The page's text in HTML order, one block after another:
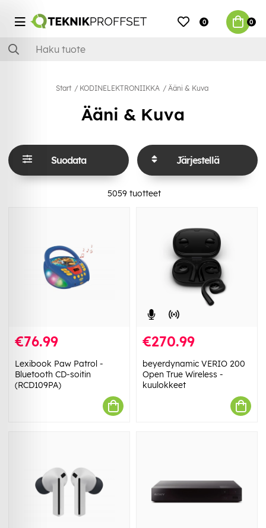
0 0
Start KODINELEKTRONIIKKA Ääni & Kuva
Ääni & Kuva
Suodata Järjestellä
5059 tuotteet
€76.99
Lexibook Paw Patrol -
Bluetooth CD-soitin
(RCD109PA)
€270.99
beyerdynamic VERIO 200
Open True Wireless -
kuulokkeet